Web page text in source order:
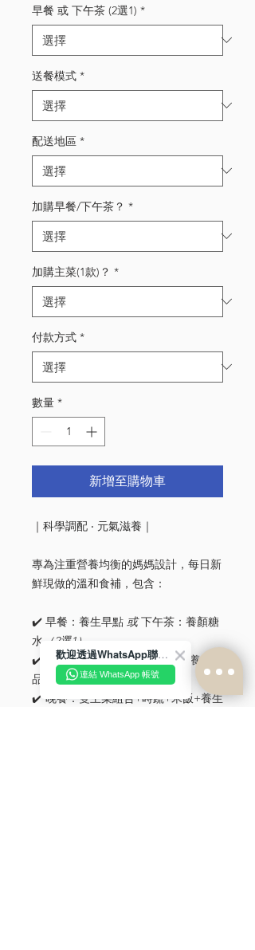
價
格
格
早餐 或 下午茶 (2選1) *
送餐模式 *
配送地區 *
加購早餐/下午茶？ *
加購主菜(1款)？ *
付款方式 *
數量 *
新增至購物車
｜科學調配 ‧ 元氣滋養｜
專為注重營養均衡的媽媽設計，每日新
鮮現做的溫和食補，包含：
✔️ 早餐：養生早點 或下午茶：養顏糖
水 （2選1）
✔️ 午餐：精選主菜+時蔬+米飯+養生湯
品
✔️ 晚餐：雙主菜組合+時蔬+米飯+養生
歡迎透過WhatsApp聯絡我們！
連結 WhatsApp 帳號